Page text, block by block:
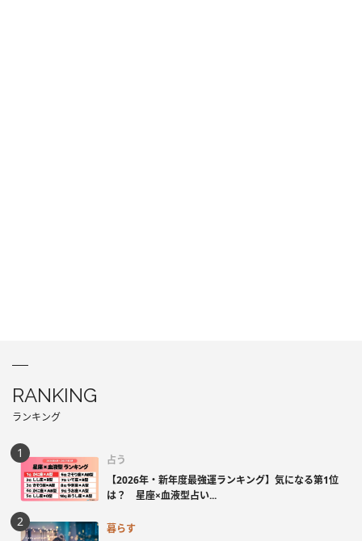
RANKING
ランキング
占う
【2026年・新年度最強運ランキング】気になる第1位
は？ 星座×血液型占い...
暮らす